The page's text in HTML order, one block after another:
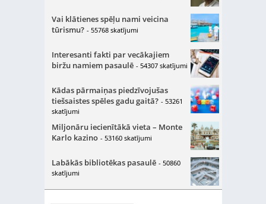
Vai klātienes spēļu nami veicina
tūrismu? - 55768 skatījumi
Interesanti fakti par vecākajiem
biržu namiem pasaulē - 54307 skatījumi
Kādas pārmaiņas piedzīvojušas
tiešsaistes spēles gadu gaitā? - 53261
skatījumi
Miljonāru iecienītākā vieta – Monte
Karlo kazino - 53160 skatījumi
Labākās bibliotēkas pasaulē - 50860
skatījumi